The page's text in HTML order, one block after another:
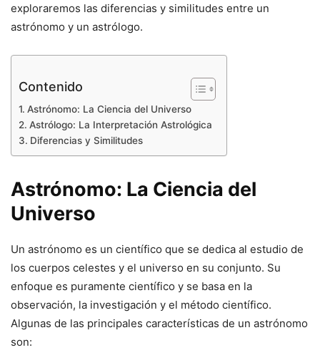
exploraremos las diferencias y similitudes entre un
astrónomo y un astrólogo.
Contenido
Astrónomo: La Ciencia del Universo
Astrólogo: La Interpretación Astrológica
Diferencias y Similitudes
Astrónomo: La Ciencia del
Universo
Un astrónomo es un científico que se dedica al estudio de
los cuerpos celestes y el universo en su conjunto. Su
enfoque es puramente científico y se basa en la
observación, la investigación y el método científico.
Algunas de las principales características de un astrónomo
son: